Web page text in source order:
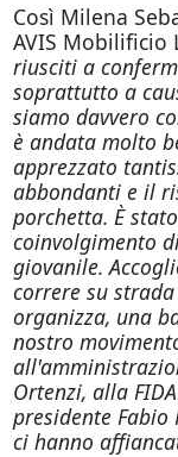
Così Milena
AVIS Mobilificio
riusciti a
soprattutto a
siamo davvero
è andata molto
apprezzato
abbondanti e il
porchetta. È
coinvolgimento
giovanile.
correre su
organizza, una
nostro
Ortenzi, alla
presidente
ci hanno